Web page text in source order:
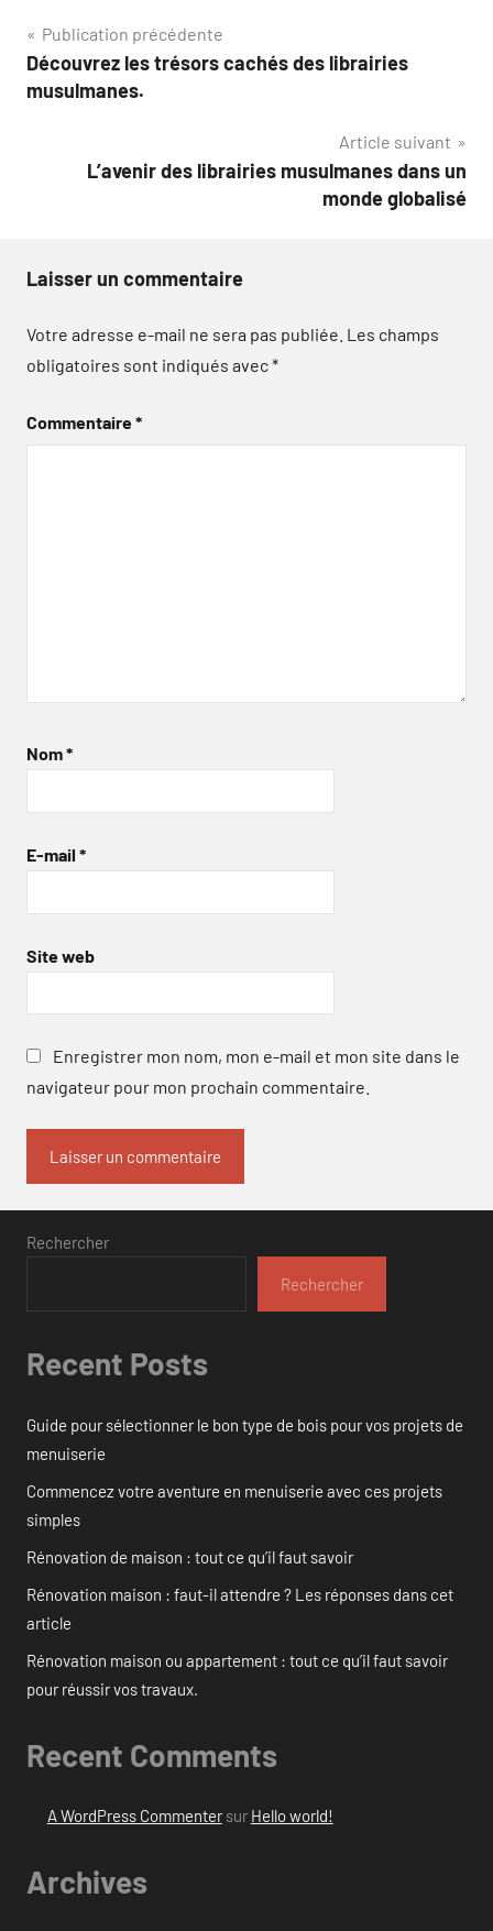
Navigation
de
Publication précédente
Découvrez les trésors cachés des librairies
musulmanes.
Article suivant
L’avenir des librairies musulmanes dans un
monde globalisé
Laisser un commentaire
Votre adresse e-mail ne sera pas publiée. Les champs
obligatoires sont indiqués avec*
Commentaire*
Nom*
E-mail *
Site web
Enregistrer mon nom, mon e-mail et mon site dans le
navigateur pour mon prochain commentaire.
Rechercher
Rechercher
Recent Posts
Guide pour sélectionner le bon type de bois pour vos projets de
menuiserie
Commencez votre aventure en menuiserie avec ces projets
simples
Rénovation de maison : tout ce qu’il faut savoir
Rénovation maison : faut-il attendre ? Les réponses dans cet
article
Rénovation maison ou appartement : tout ce qu’il faut savoir
pour réussir vos travaux.
Recent Comments
A WordPress Commentersur Hello world!
Archives